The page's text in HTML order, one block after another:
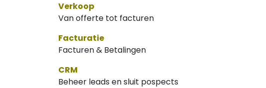
Verkoop
Van offerte tot facturen
Facturatie
Facturen & Betalingen
CRM
Beheer leads en sluit pospects